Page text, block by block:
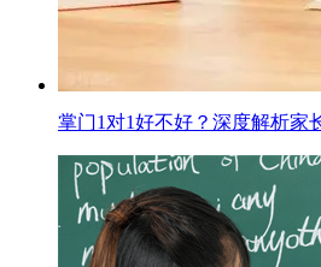
掌门1对1好不好？深度解析家